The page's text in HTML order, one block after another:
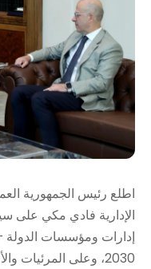
اطلع رئيس الجمهورية
الإدارية فادي مكي على
2030، وعلى